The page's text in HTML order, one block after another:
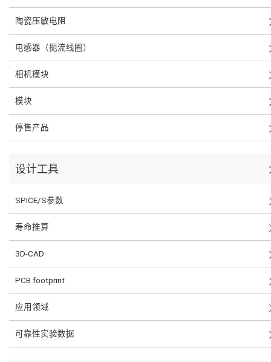
陶瓷压敏电阻
电感器（扼流线圈）
相机模块
模块
停售产品
设计工具
SPICE/S参数
寿命推算
3D-CAD
PCB footprint
应用领域
可靠性实验数据